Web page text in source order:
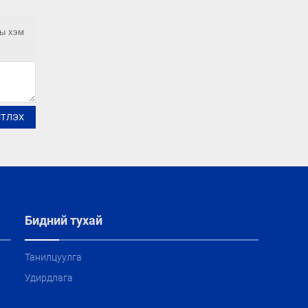
хэм
Бидний тухай
Танилцуулга
Удирдлага